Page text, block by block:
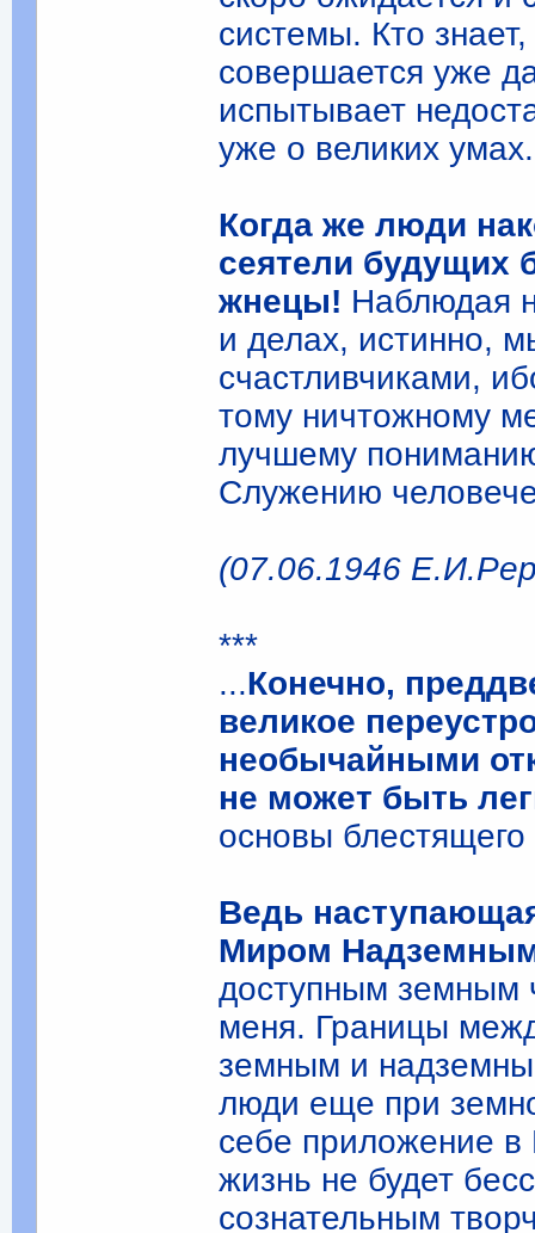
системы. Кто
совершается уже
испытывает
уже о великих умах.
Когда же люди
сеятели будущих
жнецы! Наблюдая
и делах, истинно,
счастливчиками,
тому ничтожному
лучшему
Служению
(07.06.1946
***
...Конечно,
великое
необычайными
не может быть
основы
Ведь
Миром
доступным земным
меня. Границы
земным и
люди еще при
себе приложение
жизнь не будет
сознательным